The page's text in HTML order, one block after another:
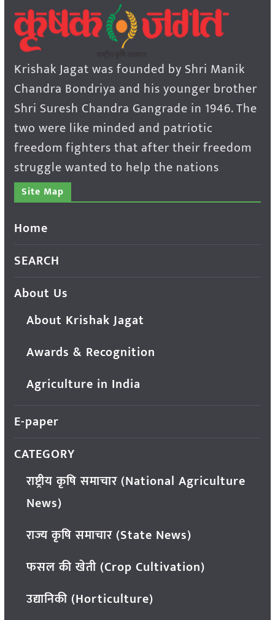
Krishak Jagat was founded by Shri Manik
Chandra Bondriya and his younger brother
Shri Suresh Chandra Gangrade in 1946. The
two were like minded and patriotic
freedom fighters that after their freedom
struggle wanted to help the nations
Site Map
Home
SEARCH
About Us
About Krishak Jagat
Awards & Recognition
Agriculture in India
E-paper
CATEGORY
राष्ट्रीय कृषि समाचार (National Agriculture
News)
राज्य कृषि समाचार (State News)
फसल की खेती (Crop Cultivation)
उद्यानिकी (Horticulture)